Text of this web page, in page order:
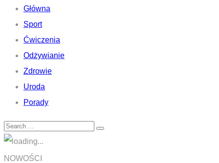
Główna
Sport
Ćwiczenia
Odżywianie
Zdrowie
Uroda
Porady
NOWOŚCI